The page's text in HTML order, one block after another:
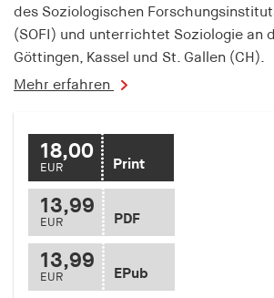
des Soziologischen
(SOFI) und unterrichtet Soziologie an
Göttingen, Kassel und St. Gallen (CH).
Mehr erfahren
18,00
EUR Print
13,99
EUR PDF
13,99
EUR EPub